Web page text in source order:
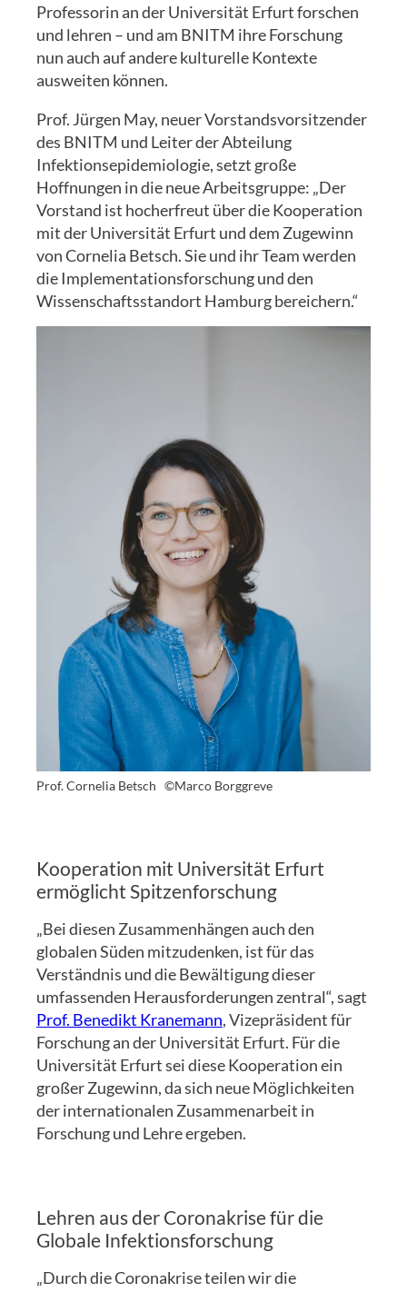
Professorin an der Universität Erfurt forschen
und lehren – und am BNITM ihre Forschung
nun auch auf andere kulturelle Kontexte
ausweiten können.
Prof. Jürgen May, neuer Vorstandsvorsitzender
des BNITM und Leiter der Abteilung
Infektionsepidemiologie, setzt große
Hoffnungen in die neue Arbeitsgruppe: „Der
Vorstand ist hocherfreut über die Kooperation
mit der Universität Erfurt und dem Zugewinn
von Cornelia Betsch. Sie und ihr Team werden
die Implementationsforschung und den
Wissenschaftsstandort Hamburg bereichern.“
Prof. Cornelia Betsch ©Marco Borggreve
Kooperation mit Universität Erfurt
ermöglicht Spitzenforschung
„Bei diesen Zusammenhängen auch den
globalen Süden mitzudenken, ist für das
Verständnis und die Bewältigung dieser
umfassenden Herausforderungen zentral“, sagt
Prof. Benedikt Kranemann, Vizepräsident für
Forschung an der Universität Erfurt. Für die
Universität Erfurt sei diese Kooperation ein
großer Zugewinn, da sich neue Möglichkeiten
der internationalen Zusammenarbeit in
Forschung und Lehre ergeben.
Lehren aus der Coronakrise für die
Globale Infektionsforschung
„Durch die Coronakrise teilen wir die